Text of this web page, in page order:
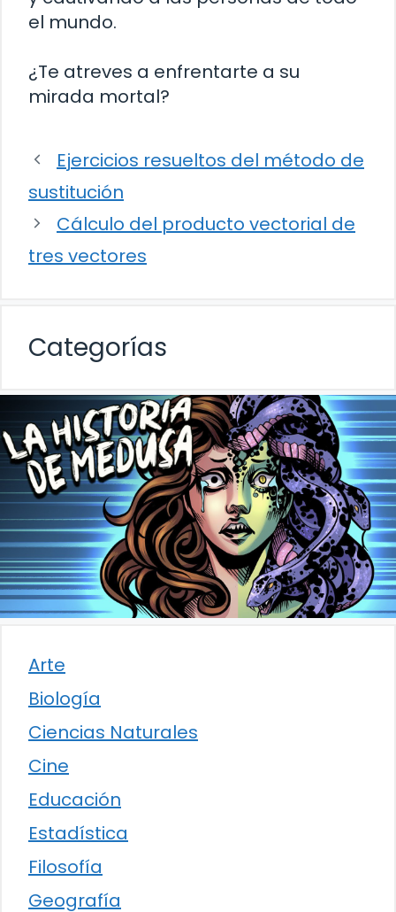
el mundo.
¿Te atreves a enfrentarte a su
mirada mortal?
Ejercicios resueltos del método de
sustitución
Cálculo del producto vectorial de
tres vectores
Categorías
Arte
Biología
Ciencias Naturales
Cine
Educación
Estadística
Filosofía
Geografía